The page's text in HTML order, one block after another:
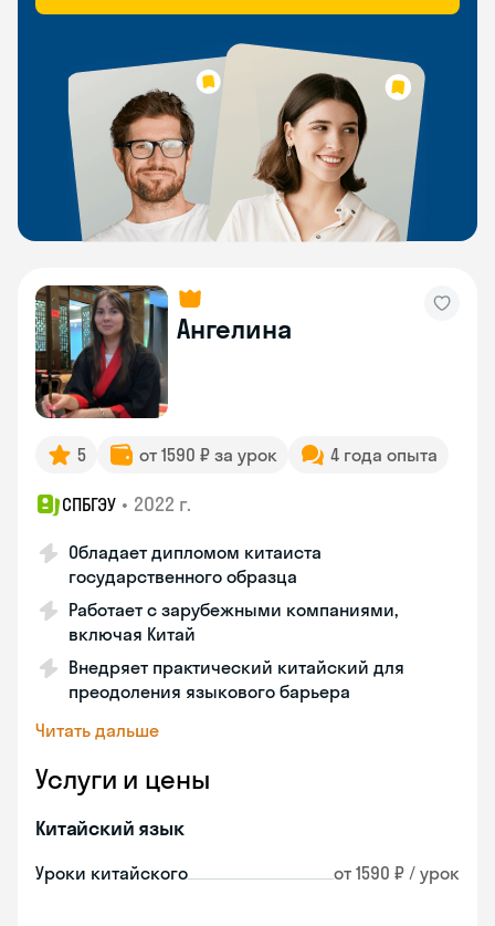
Ангелина
5 от 1590 ₽ за урок 4 года опыта
СПБГЭУ • 2022 г.
Обладает дипломом китаиста
государственного образца
Работает с зарубежными компаниями,
включая Китай
Внедряет практический китайский для
преодоления языкового барьера
Читать дальше
Услуги и цены
Китайский язык
Уроки китайского от 1590 ₽ / урок